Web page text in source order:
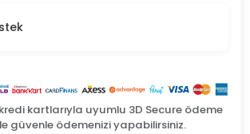
kartlarıyla uyumlu 3D Secure ödeme
güvenle ödemenizi yapabilirsiniz.